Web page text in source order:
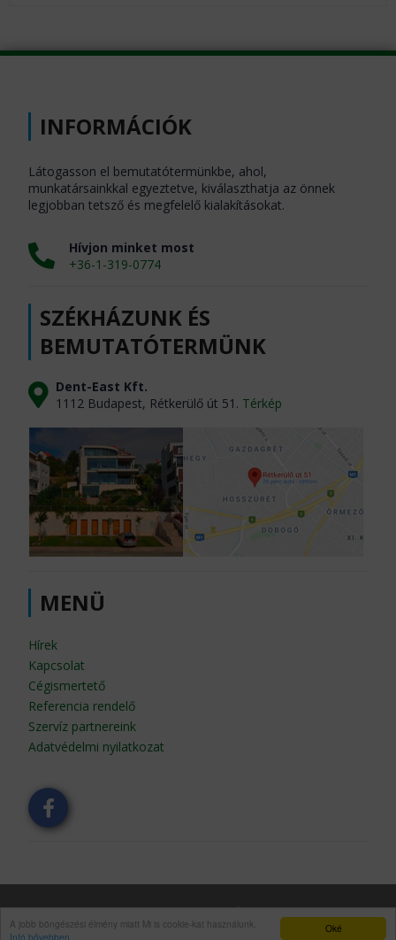
Oké
A jobb böngészési élmény miatt Mi is cookie-kat használunk.
Infó bővebben
INFORMÁCIÓK
Látogasson el bemutatótermünkbe, ahol,
munkatársainkkal egyeztetve, kiválaszthatja az önnek
legjobban tetsző és megfelelő kialakításokat.
Hívjon minket most
+36-1-319-0774
SZÉKHÁZUNK ÉS
BEMUTATÓTERMÜNK
Dent-East Kft.
1112 Budapest, Rétkerülő út 51. Térkép
MENÜ
Hírek
Kapcsolat
Cégismertető
Referencia rendelő
Szervíz partnereink
Adatvédelmi nyilatkozat
© Copyright 1989 - 2026 Dent East Kft. | Szerzői jog védelme alatt álló oldal.
| Az oldalt készítette:X-Page